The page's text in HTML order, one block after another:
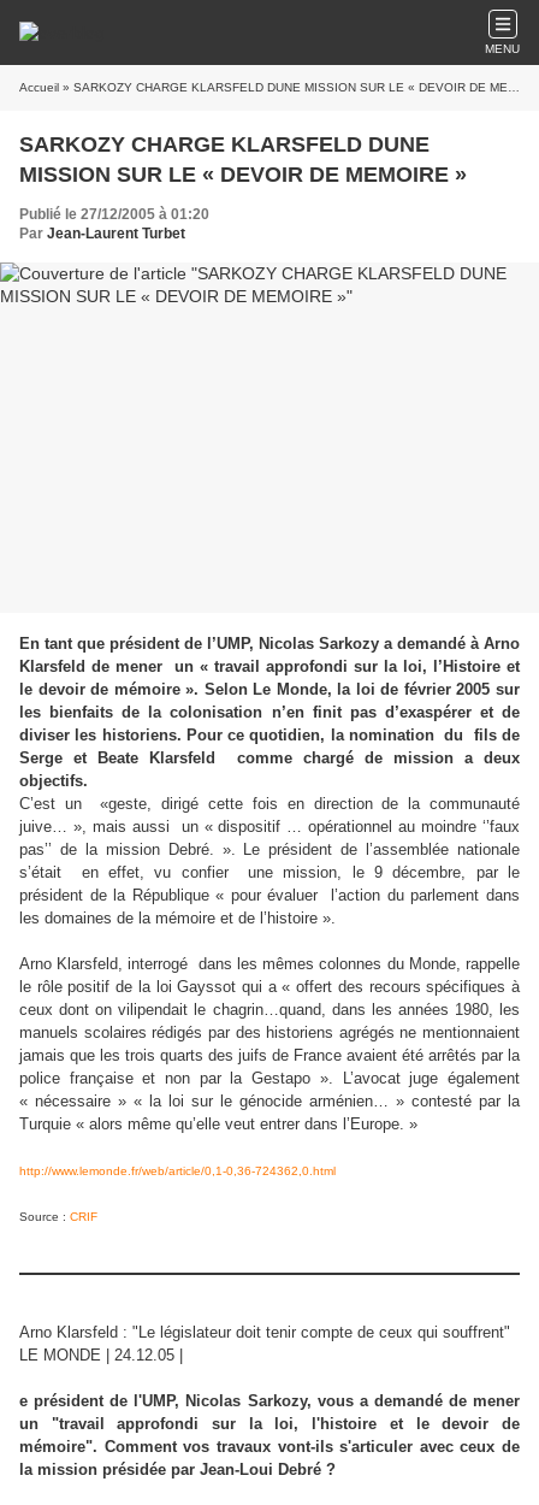
MENU
Accueil » SARKOZY CHARGE KLARSFELD DUNE MISSION SUR LE « DEVOIR DE MEMOIRE »
SARKOZY CHARGE KLARSFELD DUNE
MISSION SUR LE « DEVOIR DE MEMOIRE »
Publié le 27/12/2005 à 01:20
Par Jean-Laurent Turbet
En tant que président de l’UMP, Nicolas Sarkozy a demandé à Arno
Klarsfeld de mener un « travail approfondi sur la loi, l’Histoire et
le devoir de mémoire ». Selon Le Monde, la loi de février 2005 sur
les bienfaits de la colonisation n’en finit pas d’exaspérer et de
diviser les historiens. Pour ce quotidien, la nomination du fils de
Serge et Beate Klarsfeld comme chargé de mission a deux
objectifs.
C’est un «geste, dirigé cette fois en direction de la communauté
juive… », mais aussi un « dispositif … opérationnel au moindre ‘’faux
pas’’ de la mission Debré. ». Le président de l’assemblée nationale
s’était en effet, vu confier une mission, le 9 décembre, par le
président de la République « pour évaluer l’action du parlement dans
les domaines de la mémoire et de l’histoire ».
Arno Klarsfeld, interrogé dans les mêmes colonnes du Monde, rappelle
le rôle positif de la loi Gayssot qui a « offert des recours spécifiques à
ceux dont on vilipendait le chagrin…quand, dans les années 1980, les
manuels scolaires rédigés par des historiens agrégés ne mentionnaient
jamais que les trois quarts des juifs de France avaient été arrêtés par la
police française et non par la Gestapo ». L’avocat juge également
« nécessaire » « la loi sur le génocide arménien… » contesté par la
Turquie « alors même qu’elle veut entrer dans l’Europe. »
http://www.lemonde.fr/web/article/0,1-0,36-724362,0.html
Source : CRIF
Arno Klarsfeld : "Le législateur doit tenir compte de ceux qui souffrent"
LE MONDE | 24.12.05 |
e président de l'UMP, Nicolas Sarkozy, vous a demandé de mener
un "travail approfondi sur la loi, l'histoire et le devoir de
mémoire". Comment vos travaux vont-ils s'articuler avec ceux de
la mission présidée par Jean-Loui Debré ?